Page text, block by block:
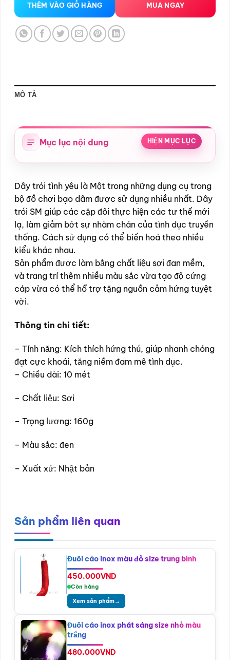
THÊM VÀO GIỎ HÀNG MUA NGAY
MÔ TẢ
Mục lục nội dung HIỆN MỤC LỤC
Dây trói tình yêu là Một trong những dụng cụ trong
bộ đồ chơi bạo dâm được sử dụng nhiều nhất. Dây
trói SM giúp các cặp đôi thực hiện các tư thế mới
lạ, làm giảm bớt sự nhàm chán của tình dục truyền
thống. Cách sử dụng có thể biến hoá theo nhiều
kiểu khác nhau.
Sản phẩm được làm bằng chất liệu sợi đan mềm,
và trang trí thêm nhiều màu sắc vừa tạo độ cứng
cáp vừa có thể hỗ trợ tặng nguồn cảm hứng tuyệt
vời.
Thông tin chi tiết:
– Tính năng: Kích thích hứng thú, giúp nhanh chóng
đạt cực khoái, tăng niềm đam mê tình dục.
– Chiều dài: 10 mét
– Chất liệu: Sợi
– Trọng lượng: 160g
– Màu sắc: đen
– Xuất xứ: Nhật bản
Sản phẩm liên quan
Đuôi cáo inox màu đỏ size trung bình
450.000VND
Còn hàng
Xem sản phẩm→
Đuôi cáo inox phát sáng size nhỏ màu
trắng
480.000VND